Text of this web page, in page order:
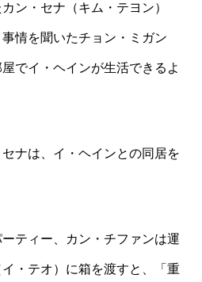
ン・セナ（キム・テヨン）
情を聞いたチョン・ミガン
でイ・ヘインが生活できるよ
ナは、イ・ヘインとの同居を
ティー、カン・チファンは運
・テオ）に箱を渡すと、「重